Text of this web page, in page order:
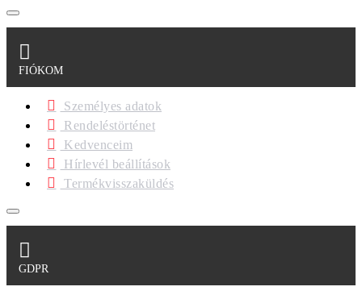
FIÓKOM
Személyes adatok
Rendeléstörténet
Kedvenceim
Hírlevél beállítások
Termékvisszaküldés
GDPR